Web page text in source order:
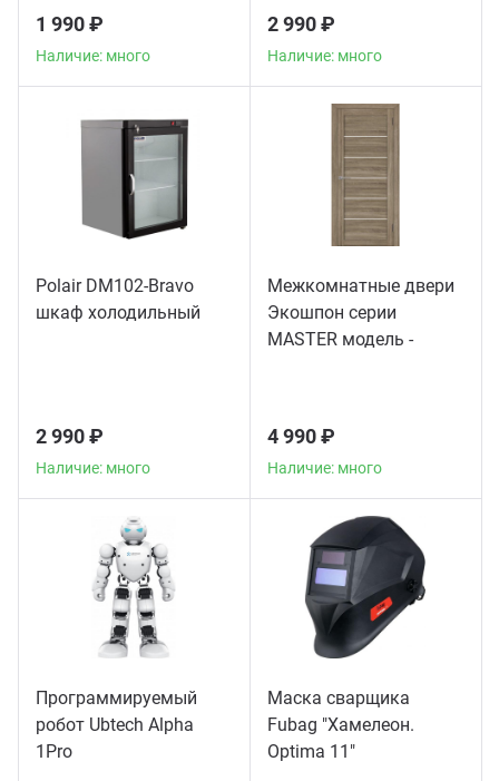
1 990 ₽
Наличие: много
2 990 ₽
Наличие: много
Polair DM102-Bravo
шкаф холодильный
2 990 ₽
Наличие: много
Межкомнатные двери
Экошпон серии
MASTER модель -
4 990 ₽
Наличие: много
Программируемый
робот Ubtech Alpha
1Pro
Маска сварщика
Fubag "Хамелеон.
Optima 11"